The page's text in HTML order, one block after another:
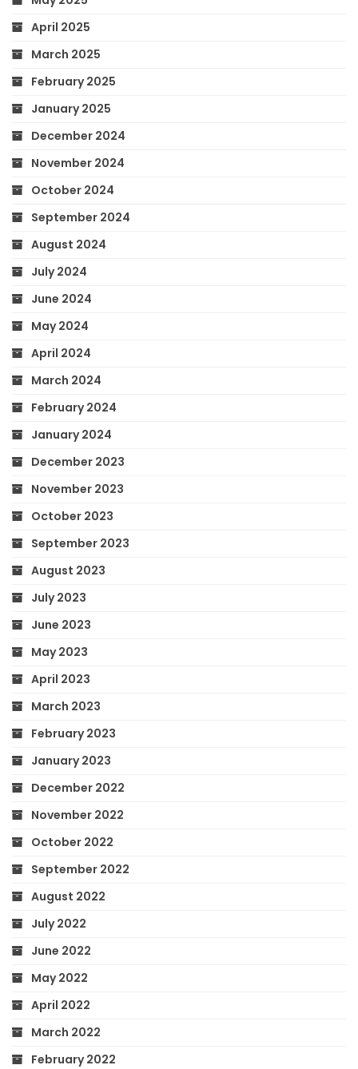
April 2025
March 2025
February 2025
January 2025
December 2024
November 2024
October 2024
September 2024
August 2024
July 2024
June 2024
May 2024
April 2024
March 2024
February 2024
January 2024
December 2023
November 2023
October 2023
September 2023
August 2023
July 2023
June 2023
May 2023
April 2023
March 2023
February 2023
January 2023
December 2022
November 2022
October 2022
September 2022
August 2022
July 2022
June 2022
May 2022
April 2022
March 2022
February 2022